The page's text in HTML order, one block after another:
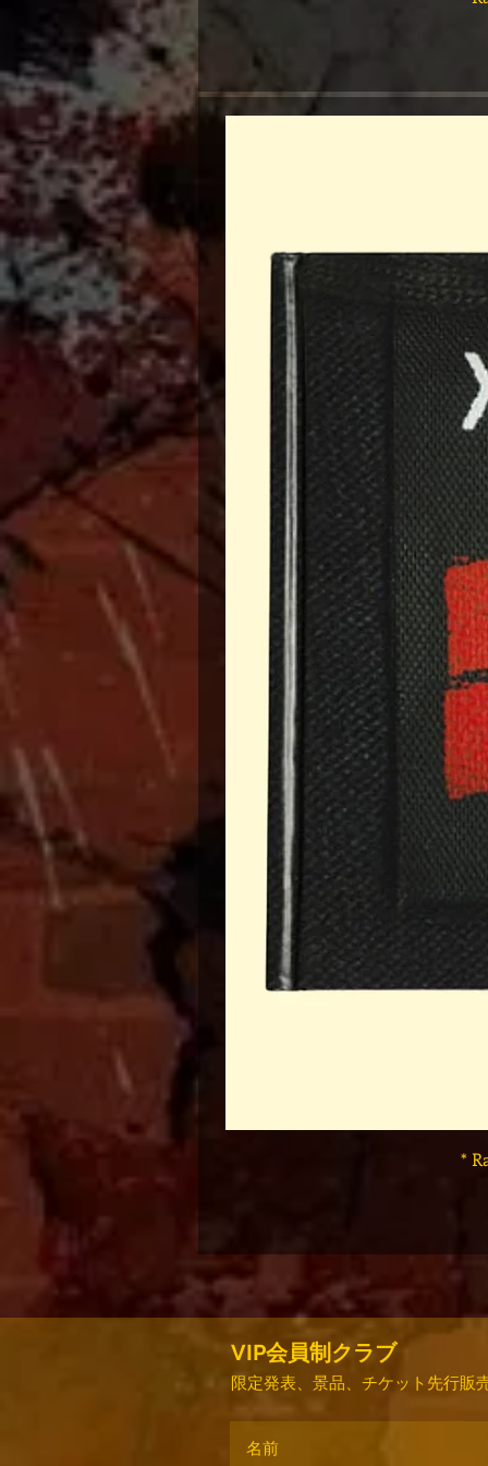
*
VIP会員制クラブ
限定発表、景品、チケット先行販